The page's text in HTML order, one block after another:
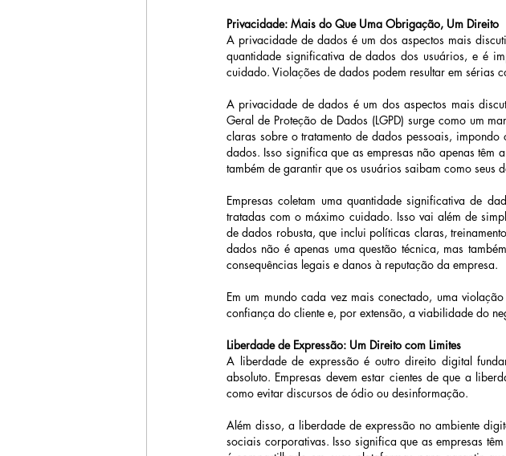
Privacidade: Mais do Que Uma Obrigação, Um Direito
A privacidade de dados é um dos aspectos mais
quantidade significativa de dados dos usuários, e é
cuidado. Violações de dados podem resultar em sérias
A privacidade de dados é um dos aspectos mais
Geral de Proteção de Dados (LGPD) surge como um
claras sobre o tratamento de dados pessoais,
dados. Isso significa que as empresas não apenas têm
também de garantir que os usuários saibam como seus
Empresas coletam uma quantidade significativa de
tratadas com o máximo cuidado. Isso vai além de
de dados robusta, que inclui políticas claras,
dados não é apenas uma questão técnica, mas
consequências legais e danos à reputação da empresa.
Em um mundo cada vez mais conectado, uma
confiança do cliente e, por extensão, a viabilidade do
Liberdade de Expressão: Um Direito com Limites
A liberdade de expressão é outro direito digital
absoluto. Empresas devem estar cientes de que a
como evitar discursos de ódio ou desinformação.
Além disso, a liberdade de expressão no ambiente
sociais corporativas. Isso significa que as empresas